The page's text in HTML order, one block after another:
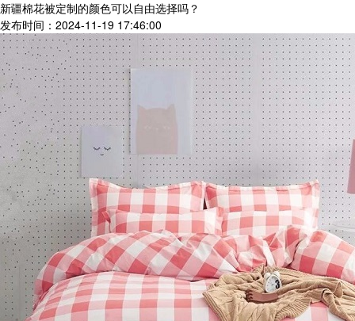
新疆棉花被定制的颜色可以自由选择吗？
发布时间：2024-11-19 17:46:00